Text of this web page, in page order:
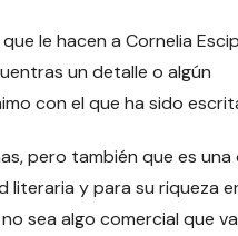
le hacen a Cornelia
un detalle o algún
con el que ha sido
pero también que es una
literaria y para su riqueza
sea algo comercial que